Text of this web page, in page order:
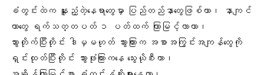
ခံတွင်းထဲက နူးညံ့တဲ့နေရာတွေမှာ ပြည်တည်နာတွေဖြစ်တာ၊ နာကျင်
တာတွေ ရက်သတ္တပတ် ၁ ပတ်ထက် ကြာမြင့်လာတာ၊
သွားတိုက်ပြီးတိုင်း ဒါမှမဟုတ် သွားကြားက အစာအကြွင်းအကျန်တွေကို
ရှင်းထုတ်ပြီးတိုင်း သွားဖုံးကြားကနေ သွေးယိုစီးတာ၊